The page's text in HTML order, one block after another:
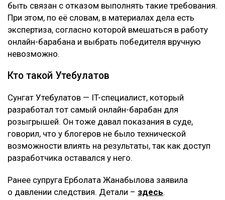
быть связан с отказом выполнять такие требования.
При этом, по её словам, в материалах дела есть
экспертиза, согласно которой вмешаться в работу
онлайн-барабана и выбрать победителя вручную
невозможно.
Кто такой Утебулатов
Сунгат Утебулатов — IT-специалист, который
разработал тот самый онлайн-барабан для
розыгрышей. Он тоже давал показания в суде,
говорил, что у блогеров не было технической
возможности влиять на результаты, так как доступ
разработчика оставался у него.
Ранее супруга Ерболата Жанабылова заявила
о давлении следствия. Детали – здесь.